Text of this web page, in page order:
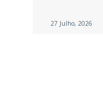
27 Julho, 2026